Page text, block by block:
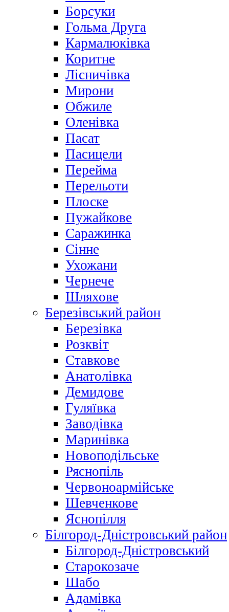
Борсуки
Гольма Друга
Кармалюківка
Коритне
Лісничівка
Мирони
Обжиле
Оленівка
Пасат
Пасицели
Перейма
Перельоти
Плоске
Пужайкове
Саражинка
Сінне
Ухожани
Чернече
Шляхове
Березівський район
Березівка
Розквіт
Ставкове
Анатолівка
Демидове
Гуляївка
Заводівка
Маринівка
Новоподільське
Ряснопіль
Червоноармійське
Шевченкове
Яснопілля
Білгород-Дністровський район
Білгород-Дністровський
Старокозаче
Шабо
Адамівка